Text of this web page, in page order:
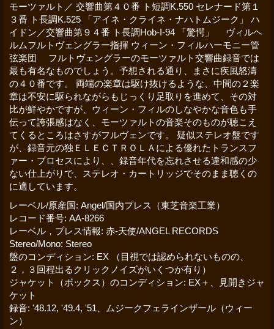
モーツァルト／ 交響曲第４０番 ト短調K.550 セレナード第１
３番 ト長調K.525 「アイネ・クライネ・ナハトムジーク」 ハ
イドン／交響曲第９４番 ト長調Hob-I-94 「驚愕」 ヴィルヘ
ルムフルトヴェングラー指揮 ウィーン・フィルハーモニー管
弦楽団 フルトヴェングラーのモーツァルト交響曲録音では
最も有名なものでしょう。予想される通り、まさに疾風怒濤
の４０番です。 両端の楽章は駆け抜けるような、中間の２楽
章は不安に駆られながらもじっくり足取りを進めて、その対
比が鮮やかですが、ウィーン・フィルのしなやかな音色も手
伝って誇張感はなく、モーツァルトの音楽そのものが聴こえ
てくるところはさすがフルヴェンです。 疑似ステレオ盤です
が、録音元の独ＥＬＥＣＴＲＯＬＡによる優れたトランスフ
ァー・プロセスにより、、録音年代を忘れさせる違和感の少
ない仕上がりで、ステレオ・カートリッジでそのまま聴くの
に適しています。
レーベル/原産国: Angel/国内プレス（東芝音楽工業）
レコード番号: AA-8266
レーベル，プレス情報: 赤-天使/ANGEL RECORDS
Stereo/Mono: Stereo
盤のコンディション: EX （目視では認められないものの、
２，３回程出るクリックノイズがいくつか有り）
ジャケット（ボックス）のコンディション: EX＋、見開きジャ
ケット
録音: '48.12, '49.4, '51、ムジークフェラインザール（ウィー
ン）